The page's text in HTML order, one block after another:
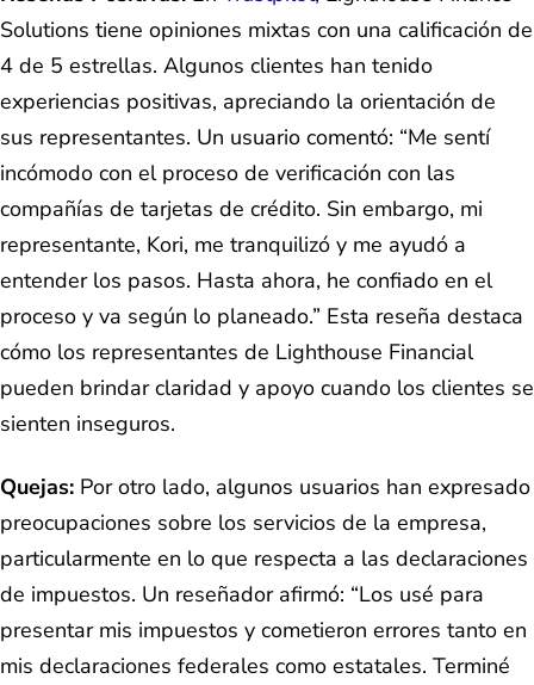
Solutions tiene opiniones mixtas con una calificación de
4 de 5 estrellas. Algunos clientes han tenido
experiencias positivas, apreciando la orientación de
sus representantes. Un usuario comentó: “Me sentí
incómodo con el proceso de verificación con las
compañías de tarjetas de crédito. Sin embargo, mi
representante, Kori, me tranquilizó y me ayudó a
entender los pasos. Hasta ahora, he confiado en el
proceso y va según lo planeado.” Esta reseña destaca
cómo los representantes de Lighthouse Financial
pueden brindar claridad y apoyo cuando los clientes se
sienten inseguros​.
Quejas: Por otro lado, algunos usuarios han expresado
preocupaciones sobre los servicios de la empresa,
particularmente en lo que respecta a las declaraciones
de impuestos. Un reseñador afirmó: “Los usé para
presentar mis impuestos y cometieron errores tanto en
mis declaraciones federales como estatales. Terminé